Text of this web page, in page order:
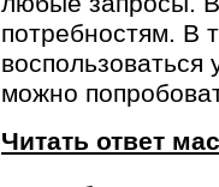
потребностям. В
можно
Читать ответ